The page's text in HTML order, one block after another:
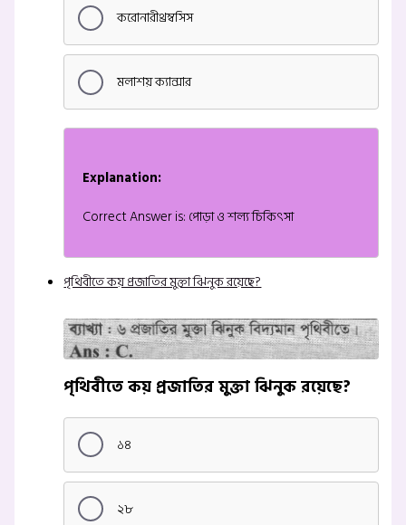
করোনারীথ্রম্বসিস
মলাশয় ক্যান্সার
Explanation:
Correct Answer is: পোড়া ও শল্য চিকিৎসা
পৃথিবীতে কয় প্রজাতির মুক্তা ঝিনুক রয়েছে?
পৃথিবীতে কয় প্রজাতির মুক্তা ঝিনুক রয়েছে?
১৪
২৮